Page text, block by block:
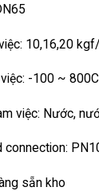
10,16,20
-100 ~ 800C
việc: Nước,
connection:
sẵn kho